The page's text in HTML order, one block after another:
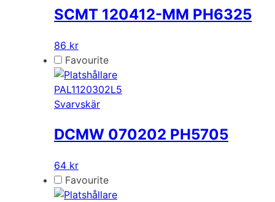
SCMT 120412-MM PH6325
86 kr
Favourite
PAL1120302L5
Svarvskär
DCMW 070202 PH5705
64 kr
Favourite